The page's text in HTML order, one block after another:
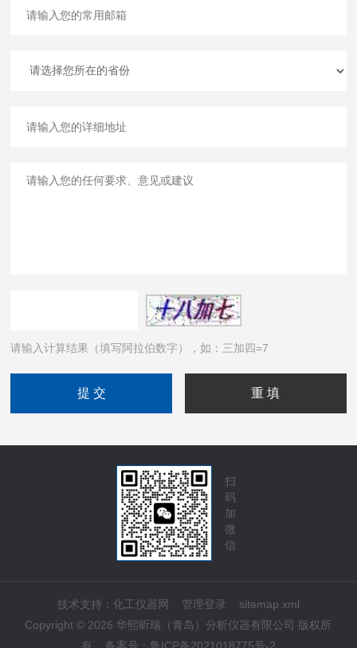
请输入计算结果（填写阿拉伯数字），如：三加四=7
扫
码
加
微
信
技术支持： 化工仪器网 管理登录
sitemap.xml
Copyright © 2026 华熙昕瑞（青岛）分析仪器有限公司 版权所